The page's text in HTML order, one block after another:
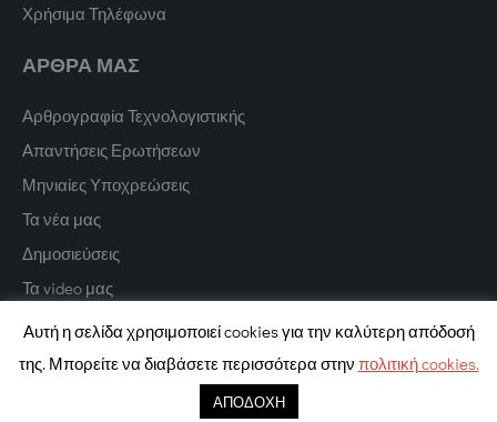
Χρήσιμα Τηλέφωνα
ΑΡΘΡΑ ΜΑΣ
Αρθρογραφία Τεχνολογιστικής
Απαντήσεις Ερωτήσεων
Μηνιαίες Υποχρεώσεις
Τα νέα μας
Δημοσιεύσεις
Τα video μας
Copyright © 2022 Texnologistiki. All Rights Reserved.
PurpleDot
Αυτή η σελίδα χρησιμοποιεί cookies για την καλύτερη απόδοσή
της. Μπορείτε να διαβάσετε περισσότερα στην πολιτική cookies.
ΑΠΟΔΟΧΗ